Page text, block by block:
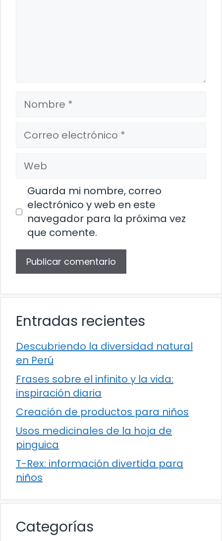
Nombre
Correo
electrónico
Web
Guarda mi nombre, correo
electrónico y web en este
navegador para la próxima vez
que comente.
Entradas recientes
Descubriendo la diversidad natural
en Perú
Frases sobre el infinito y la vida:
inspiración diaria
Creación de productos para niños
Usos medicinales de la hoja de
pinguica
T-Rex: información divertida para
niños
Categorías